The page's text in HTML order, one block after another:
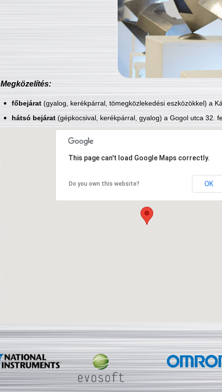
Megközelítés:
főbejárat(gyalog, kerékpárral, tömegközlekedési eszközökkel) a
hátsó bejárat(gépkocsival, kerékpárral, gyalog) a Gogol utca 32.
This page can't load Google Maps correctly.
Do you own this website? OK